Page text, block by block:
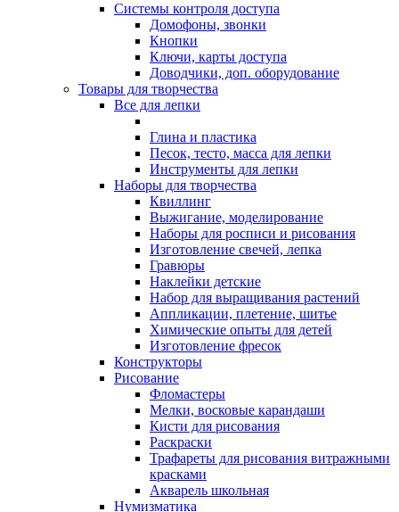
Системы контроля доступа
Домофоны, звонки
Кнопки
Ключи, карты доступа
Доводчики, доп. оборудование
Товары для творчества
Все для лепки
Глина и пластика
Песок, тесто, масса для лепки
Инструменты для лепки
Наборы для творчества
Квиллинг
Выжигание, моделирование
Наборы для росписи и рисования
Изготовление свечей, лепка
Гравюры
Наклейки детские
Набор для выращивания растений
Аппликации, плетение, шитье
Химические опыты для детей
Изготовление фресок
Конструкторы
Рисование
Фломастеры
Мелки, восковые карандаши
Кисти для рисования
Раскраски
Трафареты для рисования витражными
красками
Акварель школьная
Нумизматика